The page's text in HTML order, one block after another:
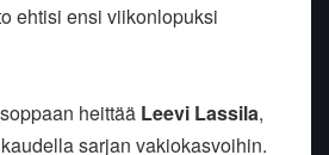
ehtisi ensi viikonlopuksi
heittää Leevi Lassila,
sarjan vakiokasvoihin.